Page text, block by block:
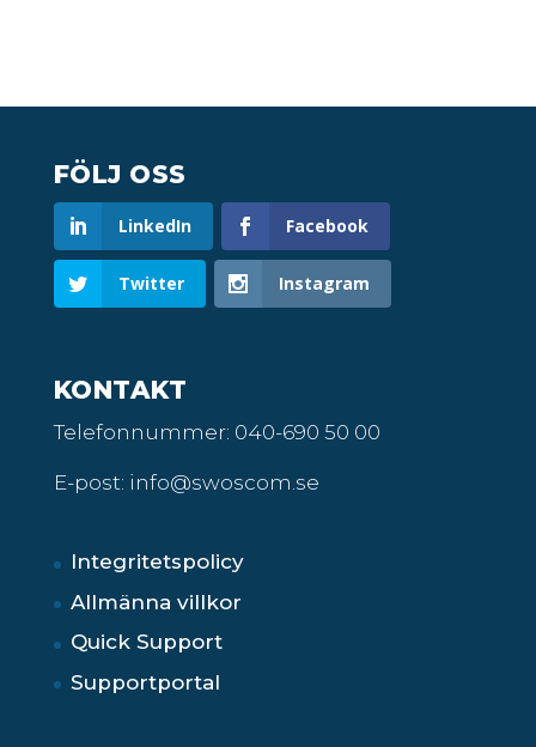
FÖLJ OSS
LinkedIn Facebook
Twitter Instagram
KONTAKT
Telefonnummer: 040-690 50 00
E-post: info@swoscom.se
Integritetspolicy
Allmänna villkor
Quick Support
Supportportal